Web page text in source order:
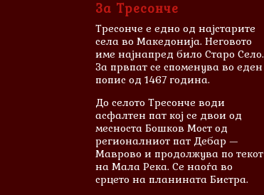
За Тресонче
Тресонче е едно од најстарите
села во Македонија. Неговото
име најнапред било Старо Село.
За првпат се споменува во еден
попис од 1467 година.
До селото Тресонче води
асфалтен пат кој се двои од
месноста Бошков Мост од
регионалниот пат Дебар —
Маврово и продолжува по текот
на Мала Река. Се наоѓа во
срцето на планината Бистра.